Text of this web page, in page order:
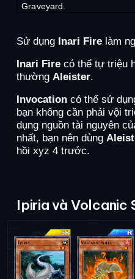
Graveyard.
Sử dụng Inari Fire làm
Inari Fire có thể tự triệu
thường Aleister.
Invocation có thể sử
bạn không cần phải vội
dụng nguồn tài nguyên
nhất, bạn nên dùng
hồi xyz 4 trước.
Ipiria và Volcanic